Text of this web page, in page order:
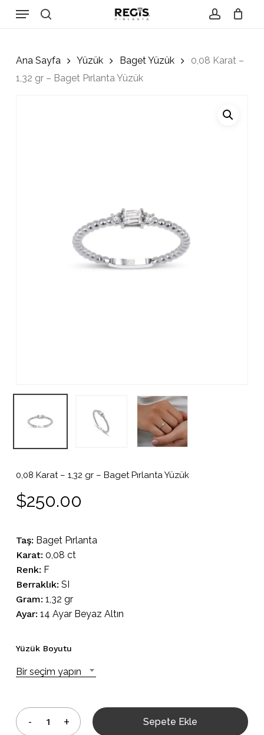
Menu
Ana Sayfa Yüzük Baget Yüzük
0,08 Karat –
1,32 gr – Baget Pırlanta Yüzük
0,08 Karat – 1,32 gr – Baget Pırlanta Yüzük
$250.00
Taş: Baget Pırlanta
Karat: 0,08 ct
Renk: F
Berraklık: SI
Gram: 1,32 gr
Ayar: 14 Ayar Beyaz Altın
Yüzük Boyutu
Bir seçim yapın
Sepete Ekle